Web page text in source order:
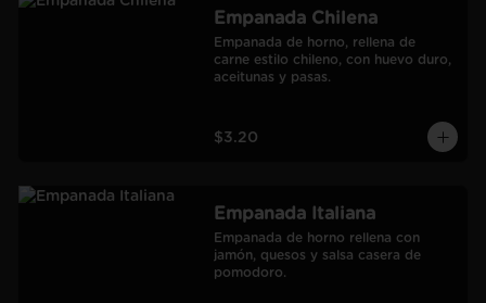
Empanada Chilena
Empanada de horno, rellena de
carne estilo chileno, con huevo duro,
aceitunas y pasas.
$3.20
Empanada Italiana
Empanada de horno rellena con
jamón, quesos y salsa casera de
pomodoro.